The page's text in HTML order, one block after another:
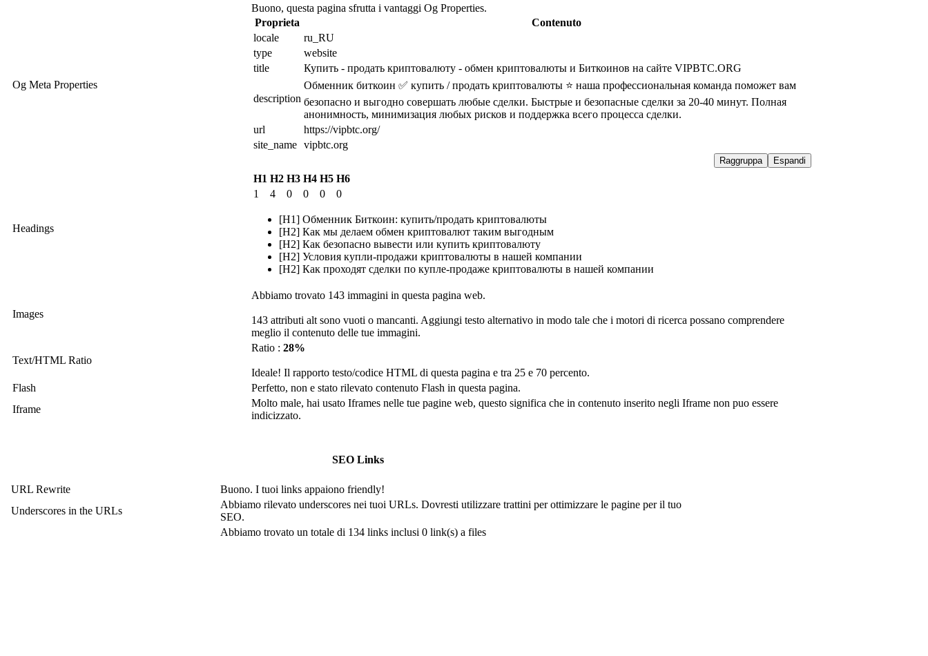
Og Meta Properties
Buono, questa pagina sfrutta i vantaggi Og Properties.
Proprieta
Contenuto
locale
ru_RU
type
website
title
Купить - продать криптовалюту - обмен криптовалюты и Биткоинов на сайте VIPBTC.ORG
description
Обменник биткоин ✅ купить / продать криптовалюты ⭐ наша профессиональная команда поможет вам
безопасно и выгодно совершать любые сделки. Быстрые и безопасные сделки за 20-40 минут. Полная
анонимность, минимизация любых рисков и поддержка всего процесса сделки.
url
https://vipbtc.org/
site_name vipbtc.org
Espandi
Raggruppa
Headings
H1 H2 H3 H4 H5 H6
1
4 0 0 0 0
[H1] Обменник Биткоин: купить/продать криптовалюты
[H2] Как мы делаем обмен криптовалют таким выгодным
[H2] Как безопасно вывести или купить криптовалюту
[H2] Условия купли-продажи криптовалюты в нашей компании
[H2] Как проходят сделки по купле-продаже криптовалюты в нашей компании
Images
Abbiamo trovato 143 immagini in questa pagina web.
143 attributi alt sono vuoti o mancanti. Aggiungi testo alternativo in modo tale che i motori di ricerca possano comprendere
meglio il contenuto delle tue immagini.
Text/HTML Ratio
Ratio : 28%
Ideale! Il rapporto testo/codice HTML di questa pagina e tra 25 e 70 percento.
Flash
Perfetto, non e stato rilevato contenuto Flash in questa pagina.
Iframe
Molto male, hai usato Iframes nelle tue pagine web, questo significa che in contenuto inserito negli Iframe non puo essere
indicizzato.
SEO Links
URL Rewrite
Buono. I tuoi links appaiono friendly!
Underscores in the URLs
Abbiamo rilevato underscores nei tuoi URLs. Dovresti utilizzare trattini per ottimizzare le pagine per il tuo
SEO.
Abbiamo trovato un totale di 134 links inclusi 0 link(s) a files